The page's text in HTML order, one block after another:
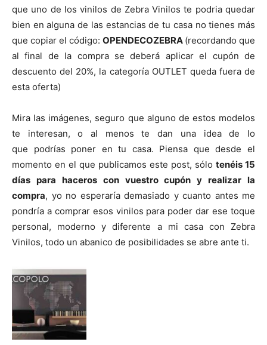
que uno de los vinilos de Zebra Vinilos te podria quedar
bien en alguna de las estancias de tu casa no tienes más
que copiar el código: OPENDECOZEBRA (recordando que
al final de la compra se deberá aplicar el cupón de
descuento del 20%, la categoría OUTLET queda fuera de
esta oferta)
Mira las imágenes, seguro que alguno de estos modelos
te interesan, o al menos te dan una idea de lo
que podrías poner en tu casa. Piensa que desde el
momento en el que publicamos este post, sólo tenéis 15
días para haceros con vuestro cupón y realizar la
compra, yo no esperaría demasiado y cuanto antes me
pondría a comprar esos vinilos para poder dar ese toque
personal, moderno y diferente a mi casa con Zebra
Vinilos, todo un abanico de posibilidades se abre ante ti.